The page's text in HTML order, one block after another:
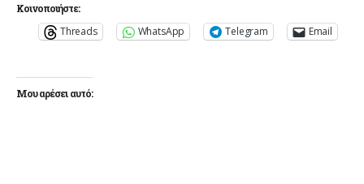
Κοινοποιήστε:
Threads WhatsApp Telegram Email
Μου αρέσει αυτό: